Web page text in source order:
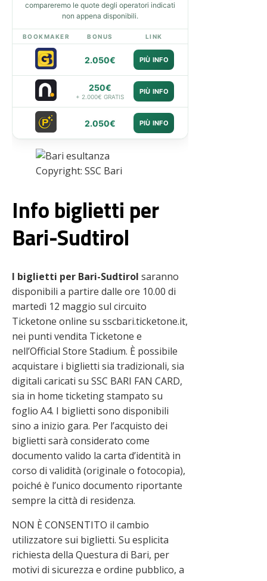
compareremo le quote degli operatori indicati
non appena disponibili.
BOOKMAKER BONUS LINK
2.050€ PIÙ INFO
250€
+ 2.000€ GRATIS
PIÙ INFO
2.050€ PIÙ INFO
Copyright: SSC Bari
Info biglietti per
Bari-Sudtirol
I biglietti per Bari-Sudtirol saranno
disponibili a partire dalle ore 10.00 di
martedì 12 maggio sul circuito
Ticketone online su sscbari.ticketone.it,
nei punti vendita Ticketone e
nell’Official Store Stadium. È possibile
acquistare i biglietti sia tradizionali, sia
digitali caricati su SSC BARI FAN CARD,
sia in home ticketing stampato su
foglio A4. I biglietti sono disponibili
sino a inizio gara. Per l’acquisto dei
biglietti sarà considerato come
documento valido la carta d’identità in
corso di validità (originale o fotocopia),
poiché è l’unico documento riportante
sempre la città di residenza.
NON È CONSENTITO il cambio
utilizzatore sui biglietti. Su esplicita
richiesta della Questura di Bari, per
motivi di sicurezza e ordine pubblico, a